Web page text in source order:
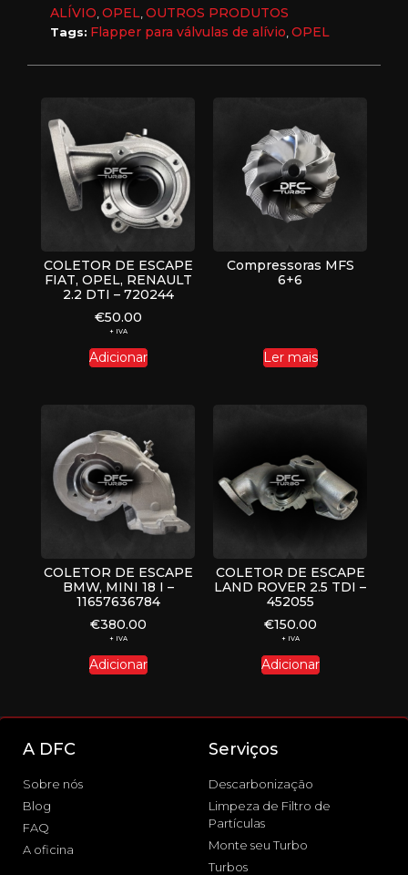
ALÍVIO,OPEL,OUTROS PRODUTOS
Tags: Flapper para válvulas de alívio,OPEL
COLETOR DE ESCAPE
FIAT, OPEL, RENAULT
2.2 DTI – 720244
€50.00
+ IVA
Adicionar
Compressoras MFS
6+6
Ler mais
COLETOR DE ESCAPE
BMW, MINI 18 I –
11657636784
€380.00
+ IVA
Adicionar
COLETOR DE ESCAPE
LAND ROVER 2.5 TDI –
452055
€150.00
+ IVA
Adicionar
A DFC
Sobre nós
Blog
FAQ
A oficina
Serviços
Descarbonização
Limpeza de Filtro de
Partículas
Monte seu Turbo
Turbos